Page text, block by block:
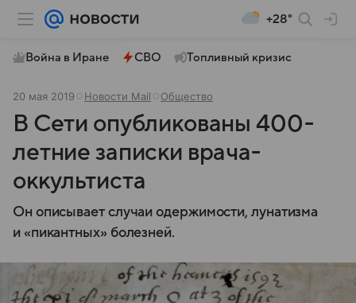
+28°
Война в Иране СВО Топливный кризис
20 мая 2019 Новости Mail Общество
В Сети опубликованы 400-
летние записки врача-
оккультиста
Он описывает случаи одержимости, лунатизма
и «пикантных» болезней.